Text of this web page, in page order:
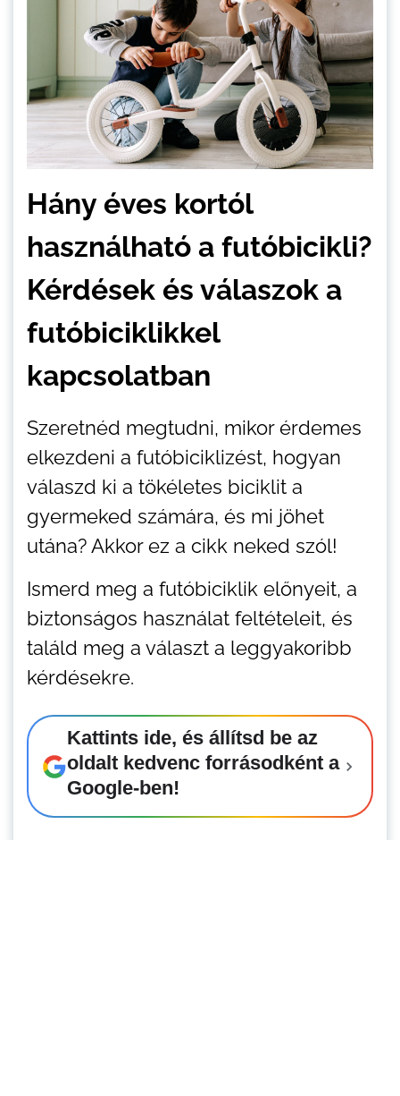
Hány éves kortól
használható a futóbicikli?
Kérdések és válaszok a
futóbiciklikkel
kapcsolatban
Szeretnéd megtudni, mikor érdemes
elkezdeni a futóbiciklizést, hogyan
válaszd ki a tökéletes biciklit a
gyermeked számára, és mi jöhet
utána? Akkor ez a cikk neked szól!
Ismerd meg a futóbiciklik előnyeit, a
biztonságos használat feltételeit, és
találd meg a választ a leggyakoribb
kérdésekre.
Kattints ide, és állítsd be az
oldalt kedvenc forrásodként a
Google-ben!